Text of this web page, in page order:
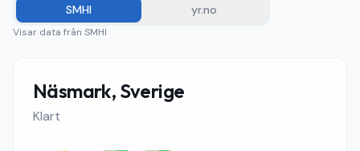
SMHI yr.no
Visar data från SMHI
Näsmark, Sverige
Klart